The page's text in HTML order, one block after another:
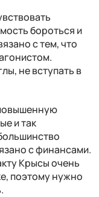
бороться и
с тем, что
не вступать в
и так
с финансами.
Крысы очень
поэтому нужно